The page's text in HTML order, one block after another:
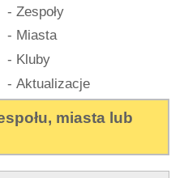
- Zespoły
- Miasta
- Kluby
- Aktualizacje
miasta lub